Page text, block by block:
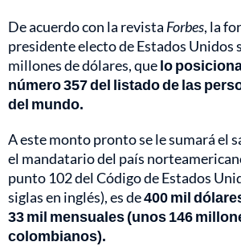
De acuerdo con la revista Forbes, la
presidente electo de Estados Unidos
millones de dólares, quelo
número 357 del listado de las
del mundo.
A este monto pronto se le sumará el
el mandatario del país
punto 102 del Código de Estados
siglas en inglés), es de400 mil
33 mil mensuales (unos 146
colombianos).